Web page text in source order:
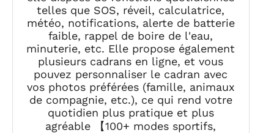
telles que SOS, réveil, calculatrice,
météo, notifications, alerte de batterie
faible, rappel de boire de l'eau,
minuterie, etc. Elle propose également
plusieurs cadrans en ligne, et vous
pouvez personnaliser le cadran avec
vos photos préférées (famille, animaux
de compagnie, etc.), ce qui rend votre
quotidien plus pratique et plus
agréable 【100+ modes sportifs,